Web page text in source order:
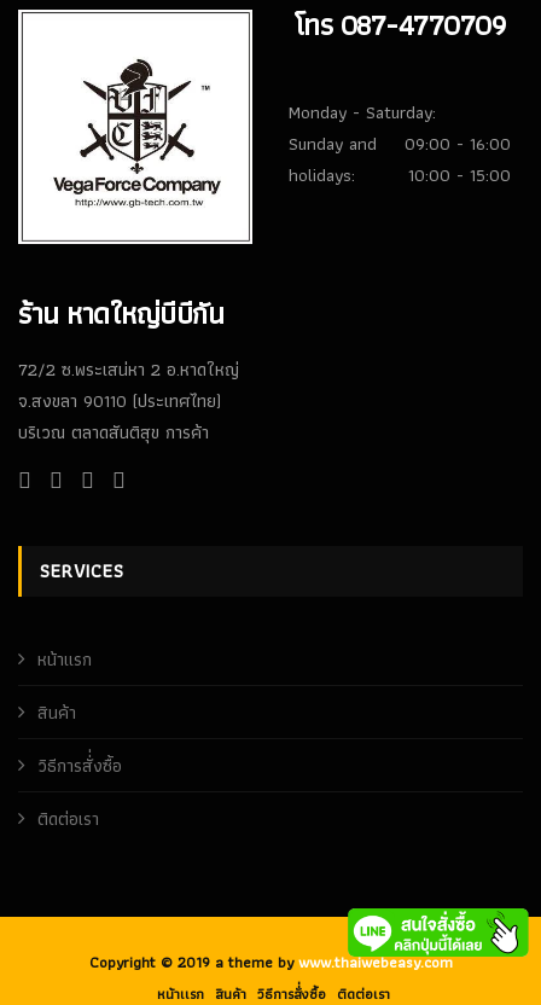
ร้าน หาดใหญ่บีบีกัน
72/2 ซ.พระเสน่หา 2 อ.หาดใหญ่
จ.สงขลา 90110 (ประเทศไทย)
บริเวณ ตลาดสันติสุข การค้า
โทร 087-4770709
Monday - Saturday:
09:00 - 16:00
Sunday and
holidays:
10:00 - 15:00
SERVICES
หน้าเเรก
สินค้า
วิธีการสั่่งซื้อ
ติดต่อเรา
Copyright © 2019 a theme bywww.thaiwebeasy.com
หน้าเเรก สินค้า วิธีการสั่่งซื้อ ติดต่อเรา